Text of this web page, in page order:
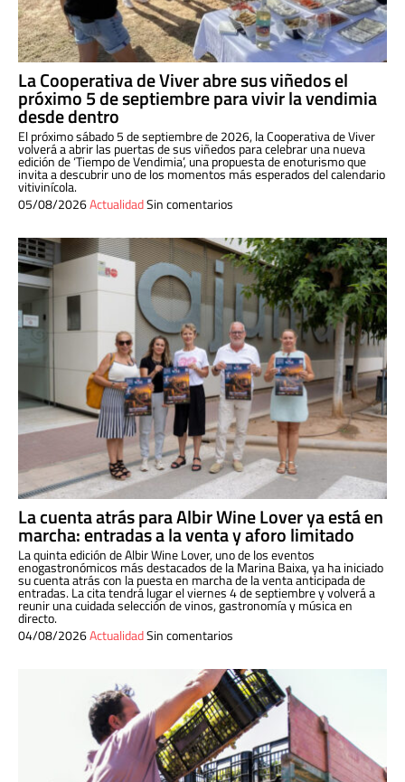
La Cooperativa de Viver abre sus viñedos el
próximo 5 de septiembre para vivir la vendimia
desde dentro
El próximo sábado 5 de septiembre de 2026, la Cooperativa de Viver
volverá a abrir las puertas de sus viñedos para celebrar una nueva
edición de ‘Tiempo de Vendimia’, una propuesta de enoturismo que
invita a descubrir uno de los momentos más esperados del calendario
vitivinícola.
05/08/2026ActualidadSin comentarios
La cuenta atrás para Albir Wine Lover ya está en
marcha: entradas a la venta y aforo limitado
La quinta edición de Albir Wine Lover, uno de los eventos
enogastronómicos más destacados de la Marina Baixa, ya ha iniciado
su cuenta atrás con la puesta en marcha de la venta anticipada de
entradas. La cita tendrá lugar el viernes 4 de septiembre y volverá a
reunir una cuidada selección de vinos, gastronomía y música en
directo.
04/08/2026ActualidadSin comentarios